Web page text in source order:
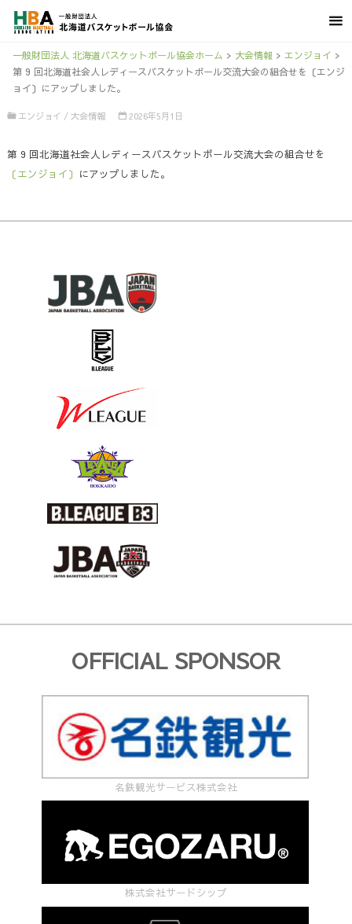
一般財団法人 北海道バスケットボール協会ホーム > 大会情報 > エンジョイ >
第 9 回北海道社会人レディースバスケットボール交流大会の組合せを〔エンジ
ョイ〕にアップしました。
エンジョイ / 大会情報 2026年5月1日
第 9 回北海道社会人レディースバスケットボール交流大会の組合せを
〔エンジョイ〕 にアップしました。
OFFICIAL SPONSOR
名鉄観光サービス株式会社
株式会社サードシップ